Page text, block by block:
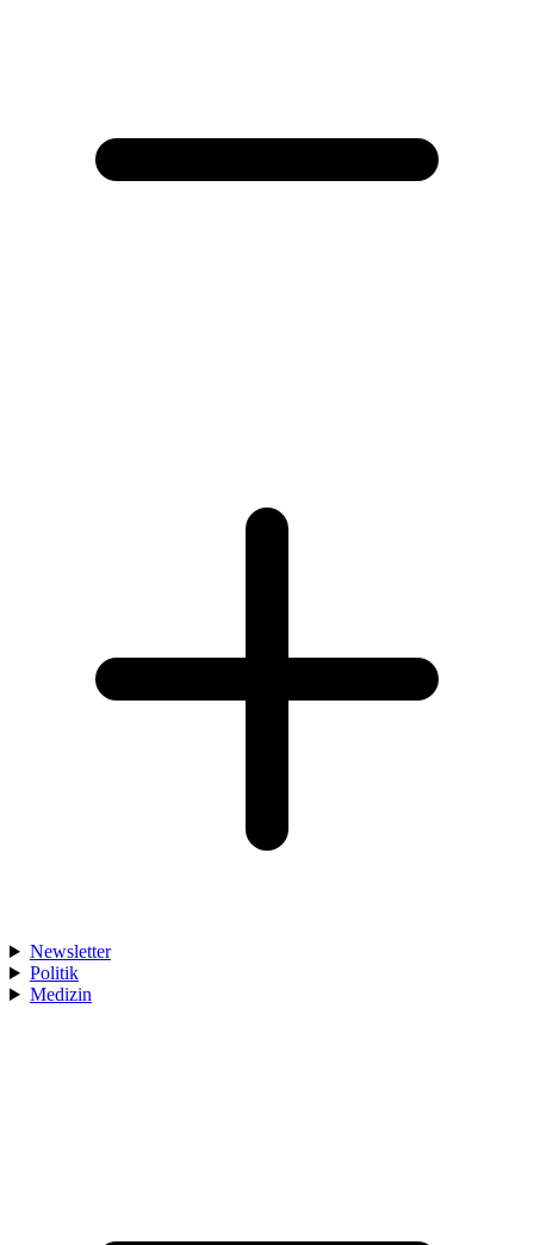
Newsletter
Politik
Medizin